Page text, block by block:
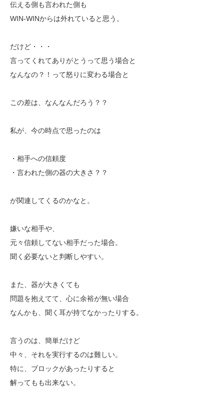
伝える側も言われた側も
WIN-WINからは外れていると思う。
だけど・・・
言ってくれてありがとうって思う場合と
なんなの？！って怒りに変わる場合と
この差は、なんなんだろう？？
私が、今の時点で思ったのは
・相手への信頼度
・言われた側の器の大きさ？？
が関連してくるのかなと。
嫌いな相手や、
元々信頼してない相手だった場合。
聞く必要ないと判断しやすい。
また、器が大きくても
問題を抱えてて、心に余裕が無い場合
なんかも、聞く耳が持てなかったりする。
言うのは、簡単だけど
中々、それを実行するのは難しい。
特に、ブロックがあったりすると
解ってもも出来ない。